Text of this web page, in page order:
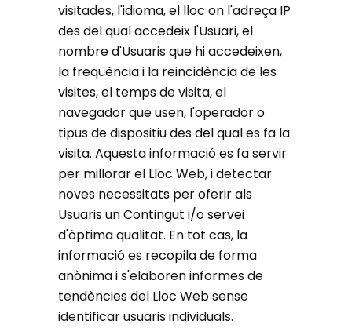
visitades, l'idioma, el lloc on l'adreça IP
des del qual accedeix l'Usuari, el
nombre d'Usuaris que hi accedeixen,
la freqüència i la reincidència de les
visites, el temps de visita, el
navegador que usen, l'operador o
tipus de dispositiu des del qual es fa la
visita. Aquesta informació es fa servir
per millorar el Lloc Web, i detectar
noves necessitats per oferir als
Usuaris un Contingut i/o servei
d'òptima qualitat. En tot cas, la
informació es recopila de forma
anònima i s'elaboren informes de
tendències del Lloc Web sense
identificar usuaris individuals.